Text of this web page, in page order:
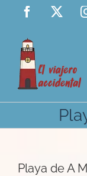
Saltar
contenido
Facebook
Playa de A